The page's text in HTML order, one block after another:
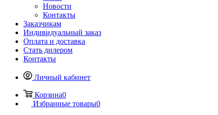
Новости
Контакты
Заказчикам
Индивидуальный заказ
Оплата и доставка
Стать дилером
Контакты
Личный кабинет
Корзина0
Избранные товары0